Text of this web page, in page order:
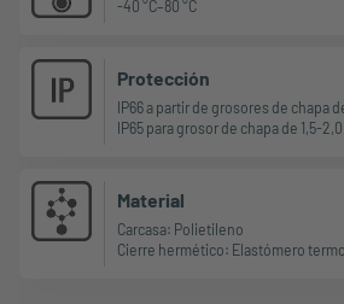
-40 °C–80 °C
Protección
IP66 a partir de grosores de chapa
IP65 para grosor de chapa de 1,5-
Material
Carcasa: Polietileno
Cierre hermético: Elastómero